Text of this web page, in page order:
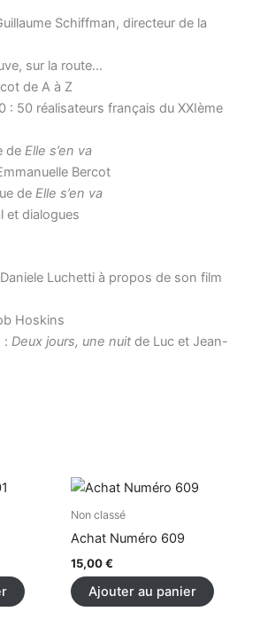
Schiffman, directeur de la
sur la route…
de A à Z
: 50 réalisateurs français du XXIème
de Elle s’en va
Bercot
de Elle s’en va
et dialogues
Luchetti à propos de son film
Hoskins
: Deux jours, une nuit de Luc et Jean-
Non classé
Achat Numéro 609
15,00€
Ajouter au panier